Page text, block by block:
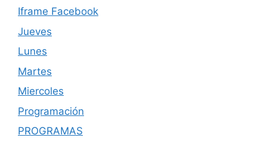
Iframe Facebook
Jueves
Lunes
Martes
Miercoles
Programación
PROGRAMAS